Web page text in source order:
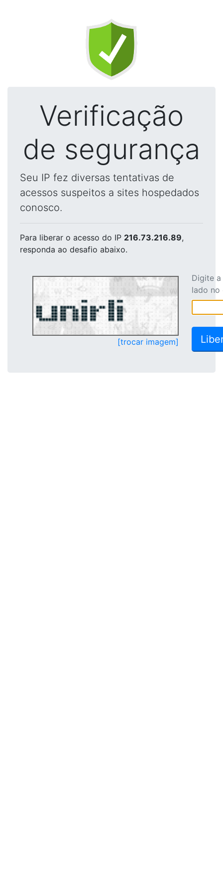
Verificação
de segurança
Seu IP fez diversas tentativas de
acessos suspeitos a sites hospedados
conosco.
Para liberar o acesso do IP 216.73.216.89,
responda ao desafio abaixo.
[trocar imagem]
Digite
lado no